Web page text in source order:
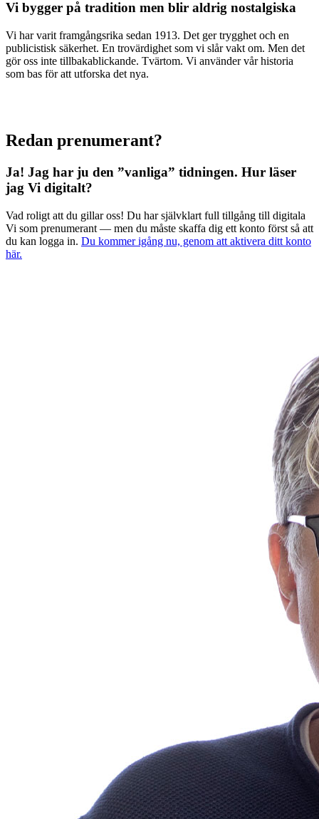
Vi bygger på tradition men blir aldrig nostalgiska
Vi har varit framgångsrika sedan 1913. Det ger trygghet och en
publicistisk säkerhet. En trovärdighet som vi slår vakt om. Men det
gör oss inte tillbakablickande. Tvärtom. Vi använder vår historia
som bas för att utforska det nya.
Redan prenumerant?
Ja! Jag har ju den ”vanliga” tidningen. Hur läser
jag Vi digitalt?
Vad roligt att du gillar oss! Du har självklart full tillgång till digitala
Vi som prenumerant — men du måste skaffa dig ett konto först så att
du kan logga in. Du kommer igång nu, genom att aktivera ditt konto
här.